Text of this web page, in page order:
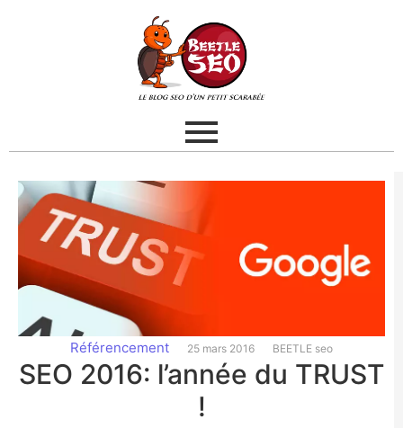
Référencement 25 mars 2016 BEETLE seo
SEO 2016: l’année du TRUST
!